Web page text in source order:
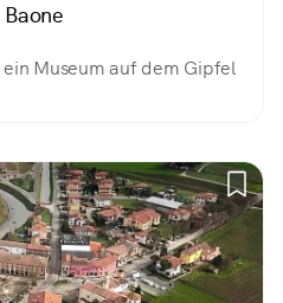
Museum auf dem Gipfel